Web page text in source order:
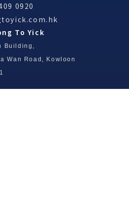
0920
To Yick
Building,
Wan Road, Kowloon